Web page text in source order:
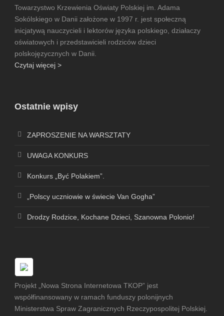
Towarzystwo Krzewienia Oświaty Polskiej im. Adama
Sokólskiego w Danii założone w 1997 r. jest społeczną
inicjatywą nauczycieli i lektorów języka polskiego, działaczy
oświatowych i przedstawicieli rodziców dzieci
polskojęzycznych w Danii.
Czytaj więcej >
Ostatnie wpisy
ZAPROSZENIE NA WARSZTATY
UWAGA KONKURS
Konkurs „Być Polakiem”.
„Polscy uczniowie w świecie Van Gogha”
Drodzy Rodzice, Kochane Dzieci, Szanowna Polonio!
Projekt „Nowa Strona Internetowa TKOP” jest
współfinansowany w ramach funduszy polonijnych
Ministerstwa Spraw Zagranicznych Rzeczypospolitej Polskiej.